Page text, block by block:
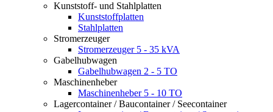
Kunststoff- und Stahlplatten
Kunststoffplatten
Stahlplatten
Stromerzeuger
Stromerzeuger 5 - 35 kVA
Gabelhubwagen
Gabelhubwagen 2 - 5 TO
Maschinenheber
Maschinenheber 5 - 10 TO
Lagercontainer / Baucontainer / Seecontainer